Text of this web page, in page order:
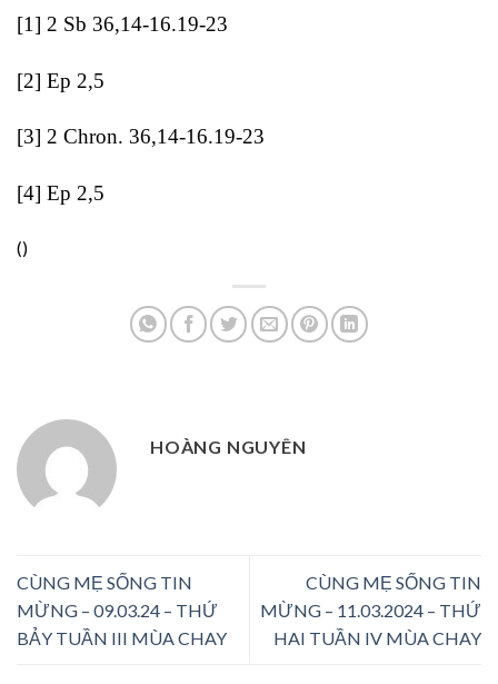
[1] 2 Sb 36,14-16.19-23
[2] Ep 2,5
[3] 2 Chron. 36,14-16.19-23
[4] Ep 2,5
()
HOÀNG NGUYÊN
CÙNG MẸ SỐNG TIN
MỪNG – 09.03.24 – THỨ
BẢY TUẦN III MÙA CHAY
CÙNG MẸ SỐNG TIN
MỪNG – 11.03.2024 – THỨ
HAI TUẦN IV MÙA CHAY